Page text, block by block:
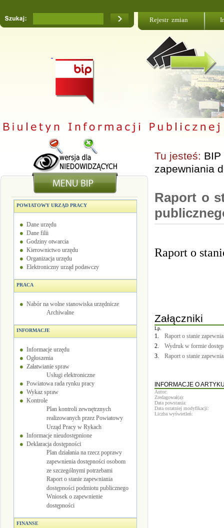
Rejestr zmian
POWIATOWY URZĄD PRACY
Dane urzędu
Dane filii
Godziny otwarcia
Kierownictwo urzędu
Organizacja urzędu
Elektroniczny urząd podawczy
PRACA
Nabór na wolne stanowiska urzędnicze
Archiwalne
INFORMACJE
Informacje urzędu
Ogłoszenia
Załatwianie spraw
Usługi elektroniczne
Powiatowa rada rynku pracy
Wykaz spraw
Kontrole
Plan kontroli zewnętrznych
realizowanych przez Powiatowy
Urząd Pracy w Rykach
Informacje nieudostępnione
Deklaracja dostępności
Plan działania na rzecz poprawy
zapewnienia dostępności osobom
ze szczególnymi potrzebami
Raport o stanie zapewniania
dostępności podmiotu publicznego
Wniosek o zapewnienie
dostępności
FINANSE
Tu jesteś: BIP
zapewniania
Raport o
Raport o
Załączniki
Lp.
1.
Raport o stanie
2.
Wydruk w formie
3.
Raport o stanie
INFORMACJE O
Autor:
Zredagował(a):
Data powstania:
Data ostatniej modyfikacji:
Liczba wyświetleń: